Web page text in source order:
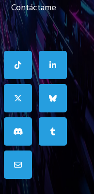
Contáctame